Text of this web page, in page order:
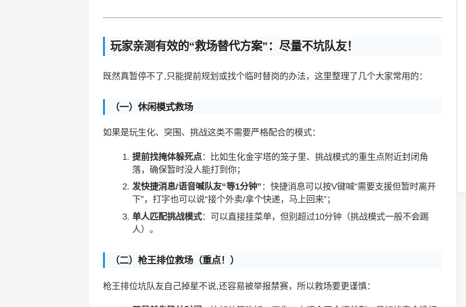
玩家亲测有效的“救场替代方案”：尽量不坑队友！
既然真暂停不了,只能提前规划或找个临时替岗的办法，这里整理了几个大家常用的：
（一）休闲模式救场
如果是玩生化、突围、挑战这类不需要严格配合的模式：
提前找掩体躲死点：比如生化金字塔的笼子里、挑战模式的重生点附近封闭角
落，确保暂时没人能打到你；
发快捷消息/语音喊队友“等1分钟” ：快捷消息可以按V键喊“需要支援但暂时离开
下”，打字也可以说“接个外卖/拿个快递，马上回来”；
单人匹配挑战模式：可以直接挂菜单，但别超过10分钟（挑战模式一般不会踢
人）。
（二）枪王排位救场（重点！）
枪王排位坑队友自己掉星不说,还容易被举报禁赛，所以救场要更谨慎：